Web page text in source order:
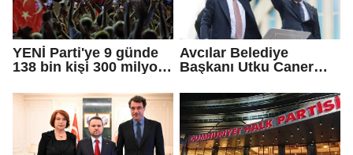
YENİ Parti'ye 9 günde
138 bin kişi 300 milyon
Avcılar Belediye
Başkanı Utku Caner
kararı